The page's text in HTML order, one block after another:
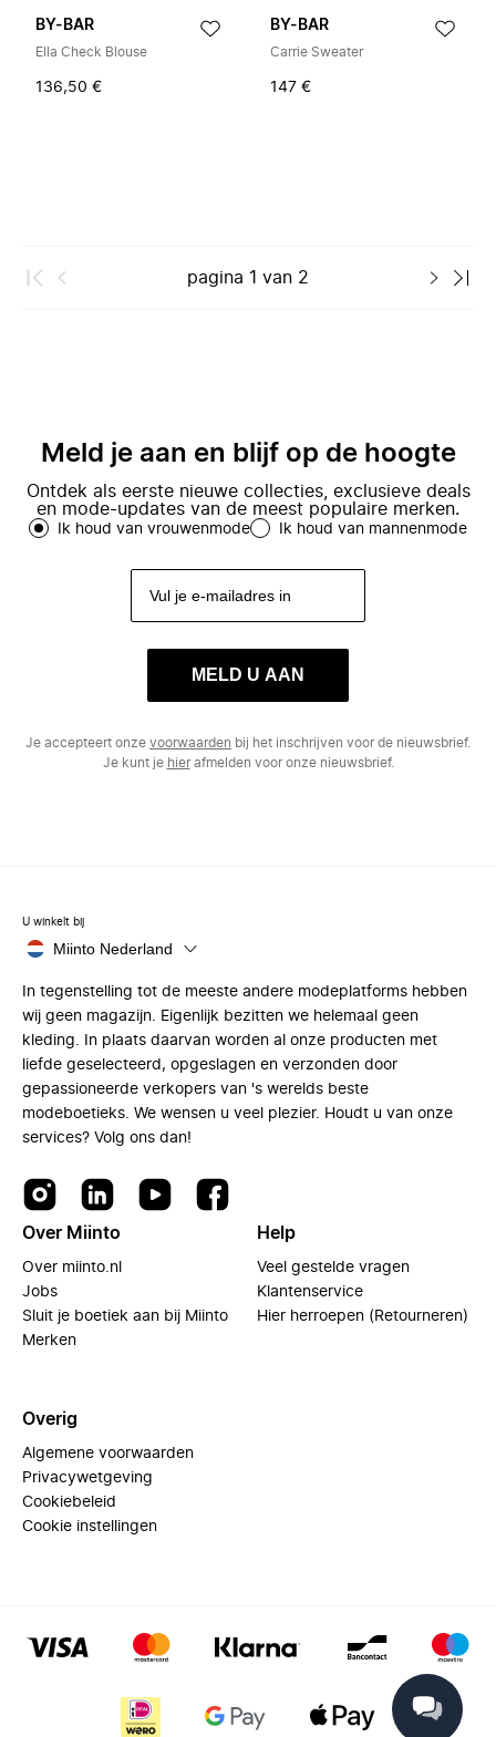
BY-BAR
Ella Check Blouse
136,50 €
BY-BAR
Carrie Sweater
147 €
pagina 1 van 2
Meld je aan en blijf op de hoogte
Ontdek als eerste nieuwe collecties, exclusieve deals
en mode-updates van de meest populaire merken.
Ik houd van vrouwenmode Ik houd van mannenmode
MELD U AAN
Je accepteert onze voorwaarden bij het inschrijven voor de nieuwsbrief.
Je kunt je hierafmelden voor onze nieuwsbrief.
U winkelt bij
Miinto Nederland
In tegenstelling tot de meeste andere modeplatforms hebben
wij geen magazijn. Eigenlijk bezitten we helemaal geen
kleding. In plaats daarvan worden al onze producten met
liefde geselecteerd, opgeslagen en verzonden door
gepassioneerde verkopers van 's werelds beste
modeboetieks. We wensen u veel plezier. Houdt u van onze
services? Volg ons dan!
Over Miinto
Over miinto.nl
Jobs
Sluit je boetiek aan bij Miinto
Merken
Help
Veel gestelde vragen
Klantenservice
Hier herroepen (Retourneren)
Overig
Algemene voorwaarden
Privacywetgeving
Cookiebeleid
Cookie instellingen